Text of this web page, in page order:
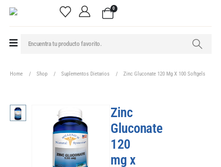
0
Home Shop Suplementos Dietarios Zinc Gluconate 120 Mg X 100 Softgels
Zinc
Gluconate
120
mg x